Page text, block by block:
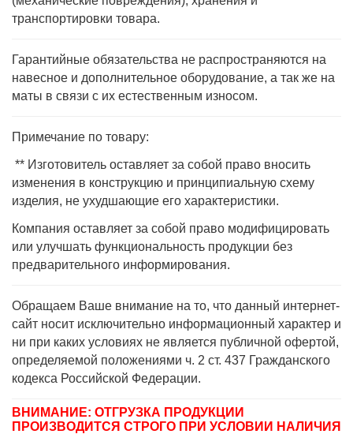
транспортировки товара.
Гарантийные обязательства не распространяются на
навесное и дополнительное оборудование, а так же на
маты в связи с их естественным износом.
Примечание по товару:
** Изготовитель оставляет за собой право вносить
изменения в конструкцию и принципиальную схему
изделия, не ухудшающие его характеристики.
Компания оставляет за собой право модифицировать
или улучшать функциональность продукции без
предварительного информирования.
Обращаем Ваше внимание на то, что данный интернет-
сайт носит исключительно информационный характер и
ни при каких условиях не является публичной офертой,
определяемой положениями ч. 2 ст. 437 Гражданского
кодекса Российской Федерации.
ВНИМАНИЕ: ОТГРУЗКА ПРОДУКЦИИ
ПРОИЗВОДИТСЯ СТРОГО ПРИ УСЛОВИИ НАЛИЧИЯ